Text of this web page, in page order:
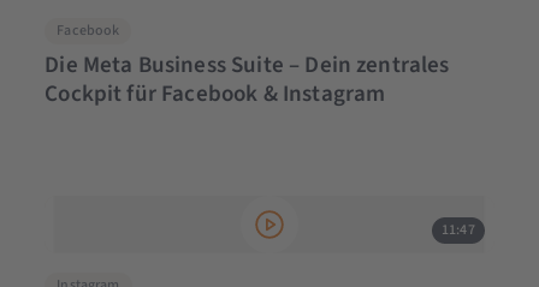
Facebook
Die Meta Business Suite – Dein zentrales
Cockpit für Facebook & Instagram
11:47